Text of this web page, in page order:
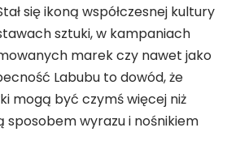
się ikoną współczesnej kultury
sztuki, w kampaniach
marek czy nawet jako
Labubu to dowód, że
mogą być czymś więcej niż
sposobem wyrazu i nośnikiem